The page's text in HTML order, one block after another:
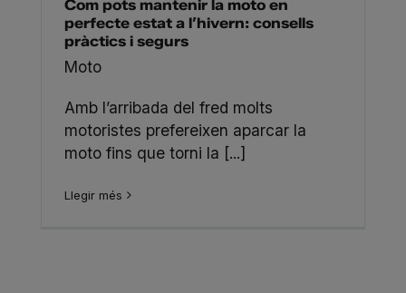
Com pots mantenir la moto en
perfecte estat a l’hivern: consells
pràctics i segurs
Moto
Amb l’arribada del fred molts
motoristes prefereixen aparcar la
moto fins que torni la [...]
Llegir més